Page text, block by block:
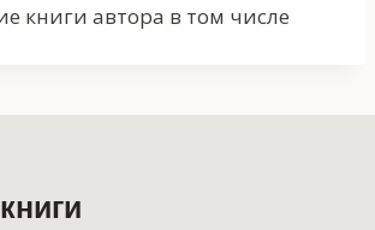
книги автора в том числе